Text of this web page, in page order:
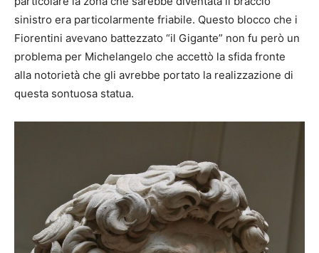
sinistro era particolarmente friabile. Questo blocco che i
Fiorentini avevano battezzato “il Gigante” non fu però un
problema per Michelangelo che accettò la sfida fronte
alla notorietà che gli avrebbe portato la realizzazione di
questa sontuosa statua.